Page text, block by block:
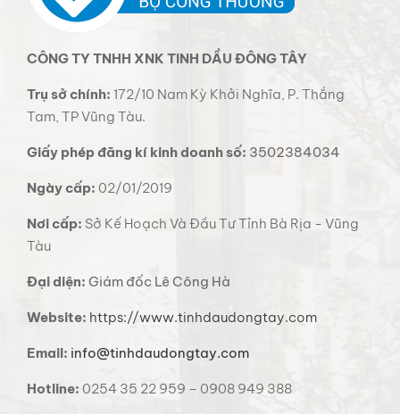
CÔNG TY TNHH XNK TINH DẦU ĐÔNG TÂY
Trụ sở chính: 172/10 Nam Kỳ Khởi Nghĩa, P. Thắng
Tam, TP Vũng Tàu.
Giấy phép đăng kí kinh doanh số: 3502384034
Ngày cấp: 02/01/2019
Nơi cấp: Sở Kế Hoạch Và Đầu Tư Tỉnh Bà Rịa - Vũng
Tàu
Đại diện: Giám đốc Lê Công Hà
Website: https://www.tinhdaudongtay.com
Email: info@tinhdaudongtay.com
Hotline: 0254 35 22 959 – 0908 949 388